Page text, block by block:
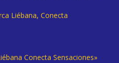
Liébana, Conecta
Conecta Sensaciones»